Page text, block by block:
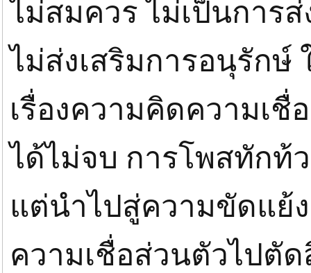
ไม่สมควร ไม่เป็นการ
ไม่ส่งเสริมการอนุรักษ์
เรื่องความคิดความเ
ได้ไม่จบ การโพสทักท้
แต่นำไปสู่ความขัดแย้ง
ความเชื่อส่วนตัวไปตั